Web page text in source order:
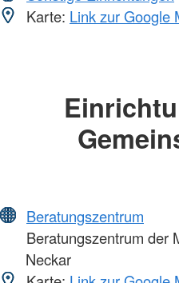
Karte: Link zur Google
Beratungszentrum
Beratungszentrum der
Neckar